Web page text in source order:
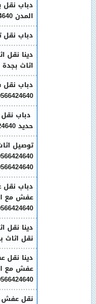
دباب
المدن 0566424640
دباب نقل
اثاث بجدة 0566424640
دباب نقل
دباب
حديد 0566424640
توصيل
عفش مع
نقل اثاث
عفش مع
نقل عفش